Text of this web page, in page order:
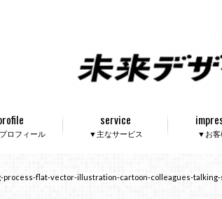
ロフィール ▼主なサービス
service
▼お客
flat-vector-illustration-cartoon-colleagues-